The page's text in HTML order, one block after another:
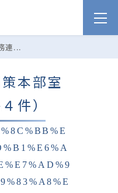
連...
本部室
件）